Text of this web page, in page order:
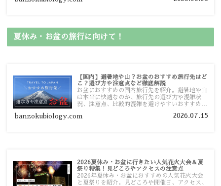
夏休み・お盆の旅行に向けて！
【国内】避暑地や山？お盆のおすすめ旅行先はど
こ？選び方や注意点など徹底解説
お盆におすすめの国内旅行先を紹介。避暑地や山
は本当に快適なのか、旅行先の選び方や混雑状
況、注意点、比較的混雑を避けやすいおすすめス
す。
banzokubiology.com 2026.07.15
2026夏休み・お盆に行きたい人気花火大会＆夏
祭り特集！見どころやアクセスの注意点
2026年夏休み・お盆におすすめの人気花火大会
と夏祭りを紹介。見どころや開催日、アクセス、